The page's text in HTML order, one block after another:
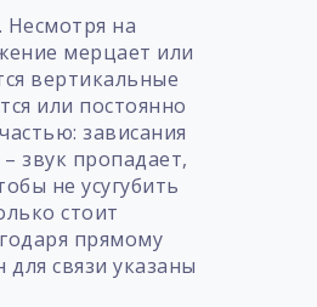
Несмотря на
мерцает или
вертикальные
или постоянно
зависания
звук пропадает,
не усугубить
стоит
прямому
связи указаны